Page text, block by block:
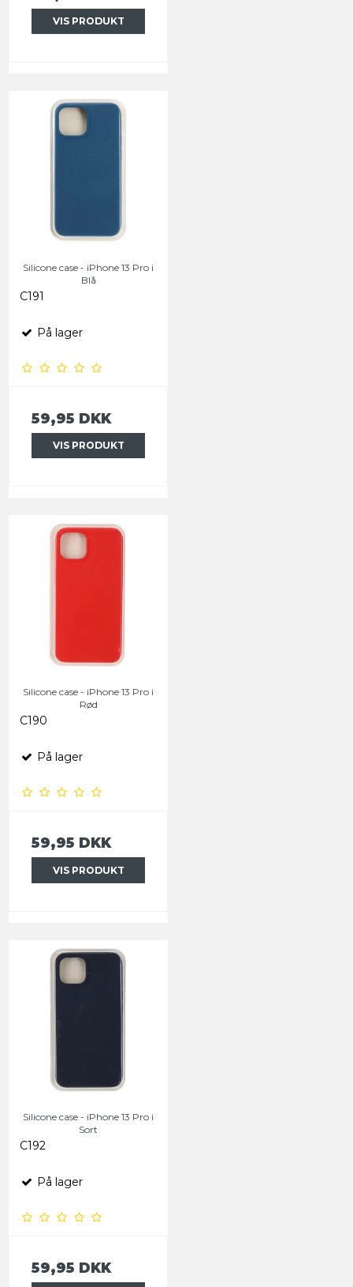
VIS PRODUKT
Silicone case - iPhone 13 Pro i
Blå
C191
På lager
59,95 DKK
VIS PRODUKT
Silicone case - iPhone 13 Pro i
Rød
C190
På lager
59,95 DKK
VIS PRODUKT
Silicone case - iPhone 13 Pro i
Sort
C192
På lager
59,95 DKK